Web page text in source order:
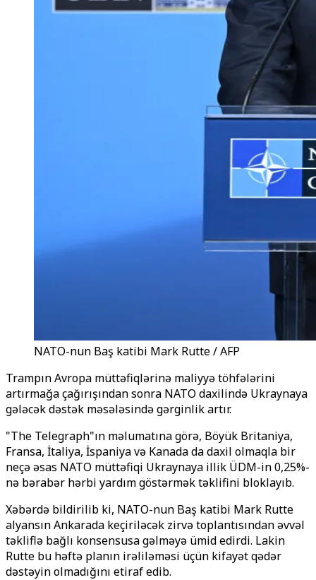
NATO-nun Baş katibi Mark Rutte / AFP
Trampın Avropa müttəfiqlərinə maliyyə töhfələrini
artırmağa çağırışından sonra NATO daxilində Ukraynaya
gələcək dəstək məsələsində gərginlik artır.
"The Telegraph"ın məlumatına görə, Böyük Britaniya,
Fransa, İtaliya, İspaniya və Kanada da daxil olmaqla bir
neçə əsas NATO müttəfiqi Ukraynaya illik ÜDM-in 0,25%-
nə bərabər hərbi yardım göstərmək təklifini bloklayıb.
Xəbərdə bildirilib ki, NATO-nun Baş katibi Mark Rutte
alyansın Ankarada keçiriləcək zirvə toplantısından əvvəl
təkliflə bağlı konsensusa gəlməyə ümid edirdi. Lakin
Rutte bu həftə planın irəliləməsi üçün kifayət qədər
dəstəyin olmadığını etiraf edib.